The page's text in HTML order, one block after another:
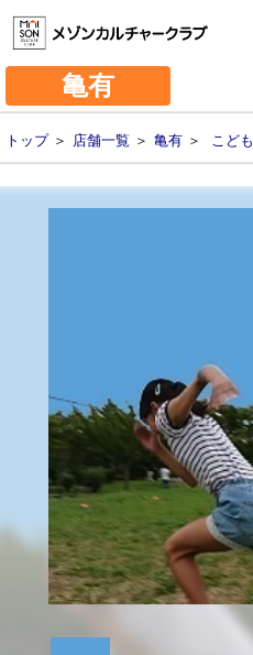
亀有
トップ＞ 店舗一覧 ＞ 亀有 ＞ こども